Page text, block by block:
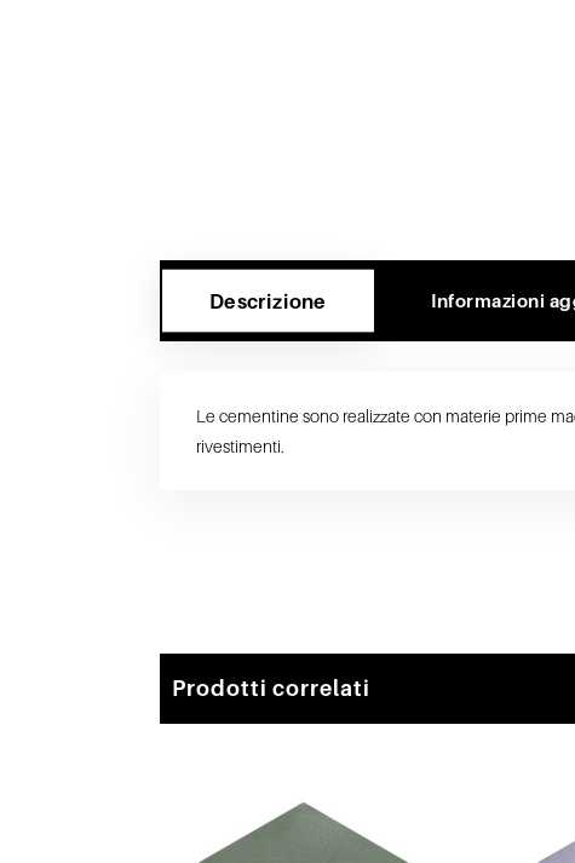
Descrizione Informazioni
Le cementine sono realizzate con materie prime
rivestimenti.
Prodotti correlati